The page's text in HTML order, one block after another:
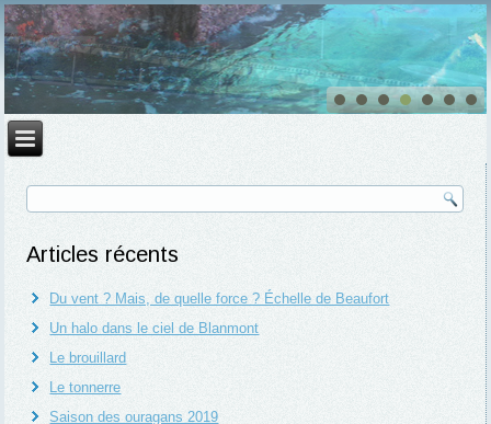
Articles récents
Du vent ? Mais, de quelle force ? Échelle de Beaufort
Un halo dans le ciel de Blanmont
Le brouillard
Le tonnerre
Saison des ouragans 2019